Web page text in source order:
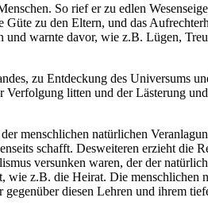
So rief er zu edlen
zu den Eltern, und das
und warnte davor, wie z.B. Lügen,
zu Entdeckung des Universums
litten und der Lästerung
natürlichen
schafft. Desweiteren erzieht die
versunken waren, der der
z.B. die Heirat. Die
diesen Lehren und ihrem